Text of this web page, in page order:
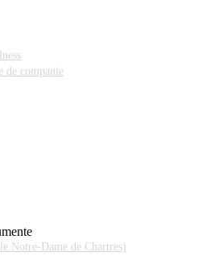
de companie
Notre-Dame de Chartres)